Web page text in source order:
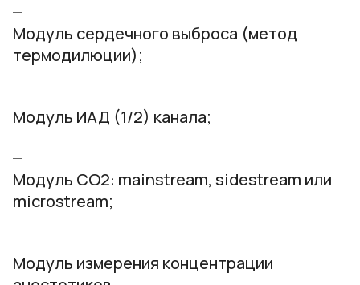
Модуль сердечного выброса (метод
термодилюции);
Модуль ИАД (1/2) канала;
Модуль СO2: mainstream, sidestream или
microstream;
Модуль измерения концентрации